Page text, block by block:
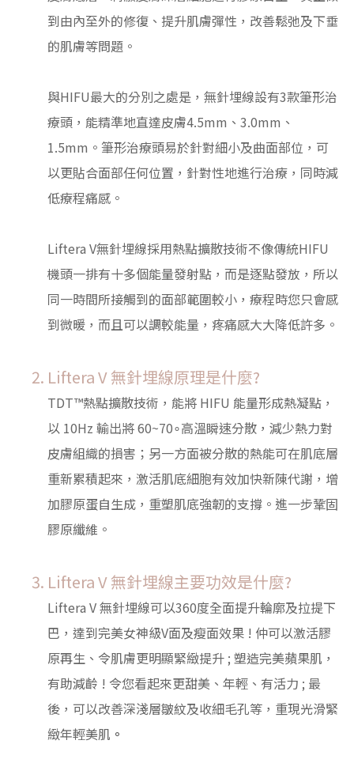
到由內至外的修復、提升肌膚彈性，改善鬆弛及下垂
的肌膚等問題。
與HIFU最大的分別之處是，無針埋線設有3款筆形治
療頭，能精準地直達皮膚4.5mm、3.0mm、
1.5mm。筆形治療頭易於針對細小及曲面部位，可
以更貼合面部任何位置，針對性地進行治療，同時減
低療程痛感。
Liftera V無針埋線採用熱點擴散技術不像傳統HIFU
機頭一排有十多個能量發射點，而是逐點發放，所以
同一時間所接觸到的面部範圍較小，療程時您只會感
到微暖，而且可以調較能量，疼痛感大大降低許多。
Liftera V 無針埋線原理是什麼?
TDT™熱點擴散技術，能將 HIFU 能量形成熱凝點，
以 10Hz 輸出將 60~70∘高溫瞬速分散，減少熱力對
皮膚組織的損害；另一方面被分散的熱能可在肌底層
重新累積起來，激活肌底細胞有效加快新陳代謝，增
加膠原蛋自生成，重塑肌底強韌的支撐。進一步鞏固
膠原纖維。
Liftera V 無針埋線主要功效是什麼?
Liftera V 無針埋線可以360度全面提升輪廓及拉提下
巴，達到完美女神級V面及瘦面效果 ! 仲可以激活膠
原再生、令肌膚更明顯緊緻提升 ; 塑造完美蘋果肌，
有助減齡 ! 令您看起來更甜美、年輕、有活力 ; 最
後，可以改善深淺層皺紋及收細毛孔等，重現光滑緊
緻年輕美肌 。